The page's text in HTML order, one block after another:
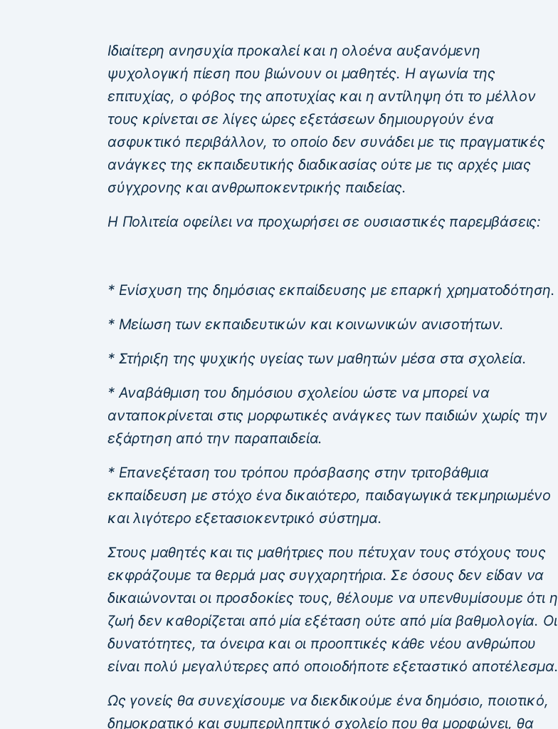
Ιδιαίτερη ανησυχία προκαλεί και η ολοένα αυξανόμενη
ψυχολογική πίεση που βιώνουν οι μαθητές. Η αγωνία της
επιτυχίας, ο φόβος της αποτυχίας και η αντίληψη ότι το μέλλον
τους κρίνεται σε λίγες ώρες εξετάσεων δημιουργούν ένα
ασφυκτικό περιβάλλον, το οποίο δεν συνάδει με τις πραγματικές
ανάγκες της εκπαιδευτικής διαδικασίας ούτε με τις αρχές μιας
σύγχρονης και ανθρωποκεντρικής παιδείας.
Η Πολιτεία οφείλει να προχωρήσει σε ουσιαστικές παρεμβάσεις:
* Ενίσχυση της δημόσιας εκπαίδευσης με επαρκή χρηματοδότηση.
* Μείωση των εκπαιδευτικών και κοινωνικών ανισοτήτων.
* Στήριξη της ψυχικής υγείας των μαθητών μέσα στα σχολεία.
* Αναβάθμιση του δημόσιου σχολείου ώστε να μπορεί να
ανταποκρίνεται στις μορφωτικές ανάγκες των παιδιών χωρίς την
εξάρτηση από την παραπαιδεία.
* Επανεξέταση του τρόπου πρόσβασης στην τριτοβάθμια
εκπαίδευση με στόχο ένα δικαιότερο, παιδαγωγικά τεκμηριωμένο
και λιγότερο εξετασιοκεντρικό σύστημα.
Στους μαθητές και τις μαθήτριες που πέτυχαν τους στόχους τους
εκφράζουμε τα θερμά μας συγχαρητήρια. Σε όσους δεν είδαν να
δικαιώνονται οι προσδοκίες τους, θέλουμε να υπενθυμίσουμε ότι η
ζωή δεν καθορίζεται από μία εξέταση ούτε από μία βαθμολογία. Οι
δυνατότητες, τα όνειρα και οι προοπτικές κάθε νέου ανθρώπου
είναι πολύ μεγαλύτερες από οποιοδήποτε εξεταστικό αποτέλεσμα.
Ως γονείς θα συνεχίσουμε να διεκδικούμε ένα δημόσιο, ποιοτικό,
δημοκρατικό και συμπεριληπτικό σχολείο που θα μορφώνει, θα